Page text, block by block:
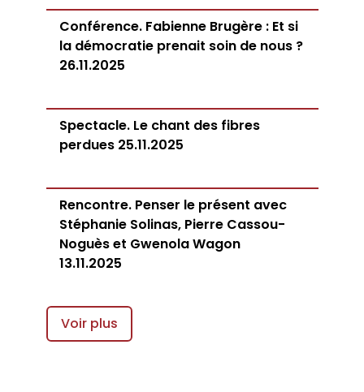
Conférence. Fabienne Brugère : Et si
la démocratie prenait soin de nous ?
26.11.2025
Spectacle. Le chant des fibres
perdues 25.11.2025
Rencontre. Penser le présent avec
Stéphanie Solinas, Pierre Cassou-
Noguès et Gwenola Wagon
13.11.2025
Voir plus